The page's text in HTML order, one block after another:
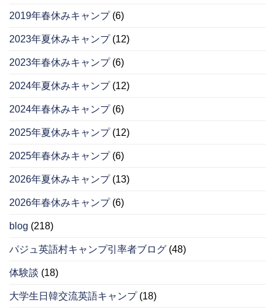
2019年春休みキャンプ(6)
2023年夏休みキャンプ(12)
2023年春休みキャンプ(6)
2024年夏休みキャンプ(12)
2024年春休みキャンプ(6)
2025年夏休みキャンプ(12)
2025年春休みキャンプ(6)
2026年夏休みキャンプ(13)
2026年春休みキャンプ(6)
blog (218)
パジュ英語村キャンプ引率者ブログ (48)
体験談 (18)
大学生日韓交流英語キャンプ(18)